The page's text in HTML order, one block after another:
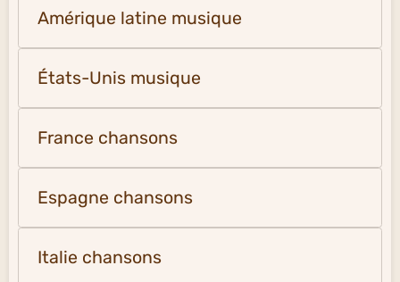
Amérique latine musique
États-Unis musique
France chansons
Espagne chansons
Italie chansons